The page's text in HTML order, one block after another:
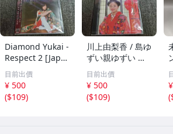
Diamond Yukai -
Respect 2 [Japa
n CD] TECI-1382
/1A205
目前出價
¥ 500
($109)
川上由梨香 / 島ゆ
ずい親ゆずい 民
謡 CD /1A204
目前出價
¥ 500
($109)
(